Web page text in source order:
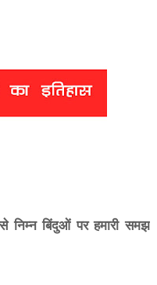
निम्न बिंदुओं पर हमारी समझ